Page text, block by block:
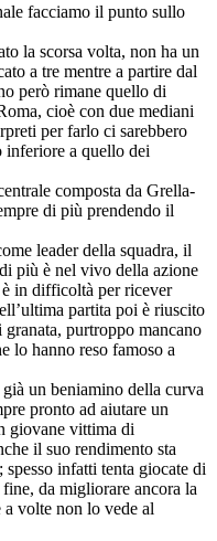
facciamo il punto sullo
la scorsa volta, non ha un
a tre mentre a partire dal
però rimane quello di
cioè con due mediani
per farlo ci sarebbero
inferiore a quello dei
composta da Grella-
di più prendendo il
leader della squadra, il
più è nel vivo della azione
è in difficoltà per ricever
partita poi è riuscito
purtroppo mancano
lo hanno reso famoso a
un beniamino della curva
pronto ad aiutare un
giovane vittima di
il suo rendimento sta
infatti tenta giocate di
da migliorare ancora la
a volte non lo vede al